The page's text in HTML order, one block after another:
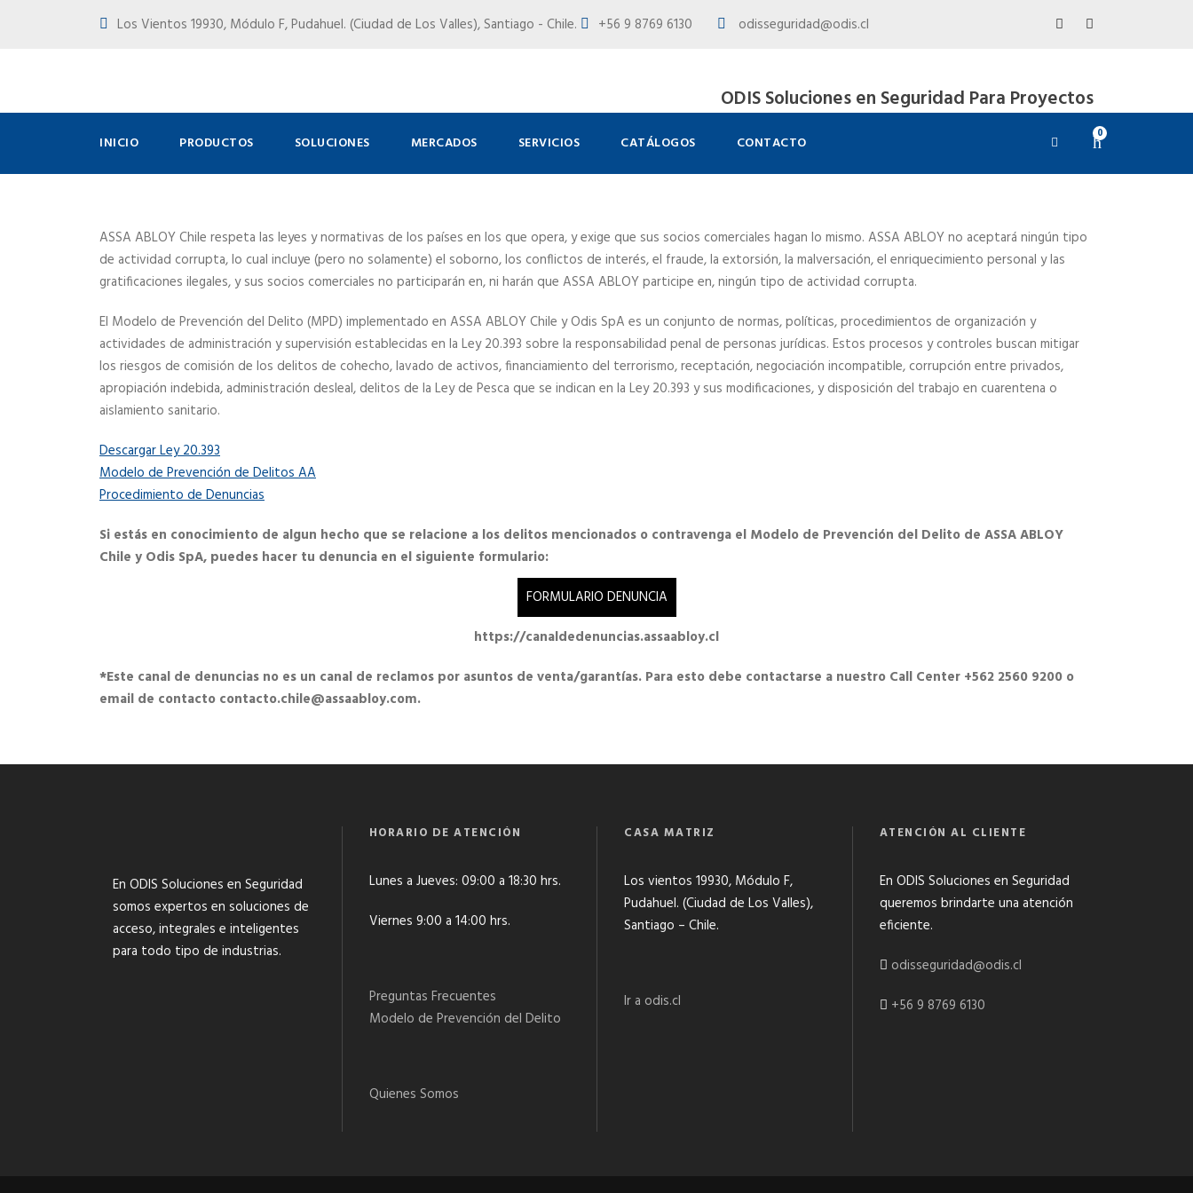
Los Vientos 19930, Módulo F, Pudahuel. (Ciudad de Los Valles), Santiago - Chile. +56 9 8769 6130 odisseguridad@odis.cl
ODIS Soluciones en Seguridad Para Proyectos
INICIO PRODUCTOS SOLUCIONES MERCADOS SERVICIOS CATÁLOGOS CONTACTO 0
ASSA ABLOY Chile respeta las leyes y normativas de los países en los que opera, y exige que sus socios comerciales hagan lo mismo. ASSA ABLOY no aceptará ningún tipo
de actividad corrupta, lo cual incluye (pero no solamente) el soborno, los conflictos de interés, el fraude, la extorsión, la malversación, el enriquecimiento personal y las
gratificaciones ilegales, y sus socios comerciales no participarán en, ni harán que ASSA ABLOY participe en, ningún tipo de actividad corrupta.
El Modelo de Prevención del Delito (MPD) implementado en ASSA ABLOY Chile y Odis SpA es un conjunto de normas, políticas, procedimientos de organización y
actividades de administración y supervisión establecidas en la Ley 20.393 sobre la responsabilidad penal de personas jurídicas. Estos procesos y controles buscan mitigar
los riesgos de comisión de los delitos de cohecho, lavado de activos, financiamiento del terrorismo, receptación, negociación incompatible, corrupción entre privados,
apropiación indebida, administración desleal, delitos de la Ley de Pesca que se indican en la Ley 20.393 y sus modificaciones, y disposición del trabajo en cuarentena o
aislamiento sanitario.
Descargar Ley 20.393
Modelo de Prevención de Delitos AA
Procedimiento de Denuncias
Si estás en conocimiento de algun hecho que se relacione a los delitos mencionados o contravenga el Modelo de Prevención del Delito de ASSA ABLOY
Chile y Odis SpA, puedes hacer tu denuncia en el siguiente formulario:
FORMULARIO DENUNCIA
https://canaldedenuncias.assaabloy.cl
*Este canal de denuncias no es un canal de reclamos por asuntos de venta/garantías. Para esto debe contactarse a nuestro Call Center +562 2560 9200 o
email de contacto contacto.chile@assaabloy.com.
En ODIS Soluciones en Seguridad
somos expertos en soluciones de
acceso, integrales e inteligentes
para todo tipo de industrias.
HORARIO DE ATENCIÓN
Lunes a Jueves: 09:00 a 18:30 hrs.
Viernes 9:00 a 14:00 hrs.
Preguntas Frecuentes
Modelo de Prevención del Delito
Quienes Somos
CASA MATRIZ
Los vientos 19930, Módulo F,
Pudahuel. (Ciudad de Los Valles),
Santiago – Chile.
Ir a odis.cl
ATENCIÓN AL CLIENTE
En ODIS Soluciones en Seguridad
queremos brindarte una atención
eficiente.
odisseguridad@odis.cl
+56 9 8769 6130